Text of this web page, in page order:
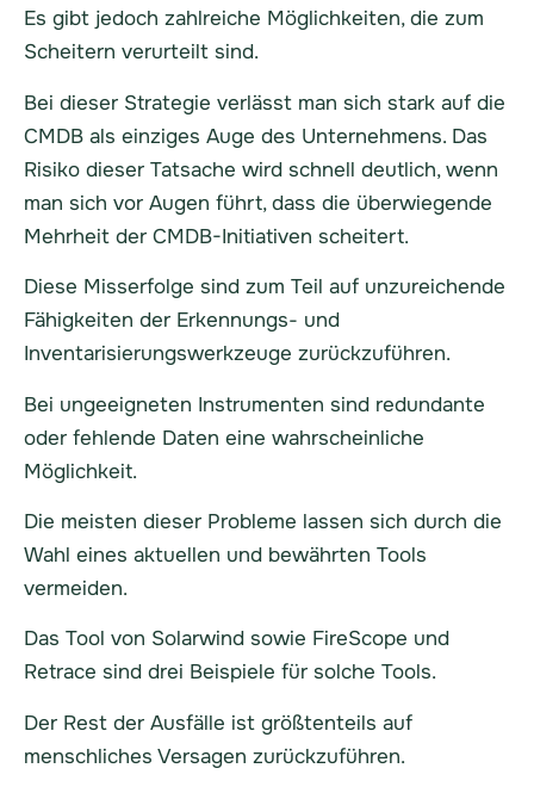
Es gibt jedoch zahlreiche Möglichkeiten, die zum
Scheitern verurteilt sind.
Bei dieser Strategie verlässt man sich stark auf die
CMDB als einziges Auge des Unternehmens. Das
Risiko dieser Tatsache wird schnell deutlich, wenn
man sich vor Augen führt, dass die überwiegende
Mehrheit der CMDB-Initiativen scheitert.
Diese Misserfolge sind zum Teil auf unzureichende
Fähigkeiten der Erkennungs- und
Inventarisierungswerkzeuge zurückzuführen.
Bei ungeeigneten Instrumenten sind redundante
oder fehlende Daten eine wahrscheinliche
Möglichkeit.
Die meisten dieser Probleme lassen sich durch die
Wahl eines aktuellen und bewährten Tools
vermeiden.
Das Tool von Solarwind sowie FireScope und
Retrace sind drei Beispiele für solche Tools.
Der Rest der Ausfälle ist größtenteils auf
menschliches Versagen zurückzuführen.